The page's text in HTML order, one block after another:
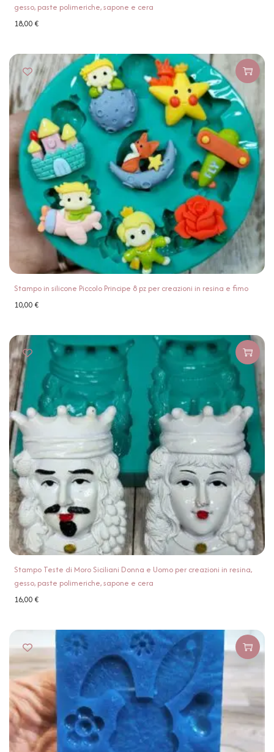
gesso, paste polimeriche, sapone e cera
18,00€
Stampo in silicone Piccolo Principe 8 pz per creazioni in resina e fimo
10,00€
Stampo Teste di Moro Siciliani Donna e Uomo per creazioni in resina,
gesso, paste polimeriche, sapone e cera
16,00€